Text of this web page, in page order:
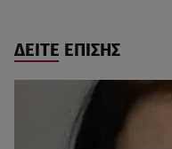
ΔΕΙΤΕ ΕΠΙΣΗΣ